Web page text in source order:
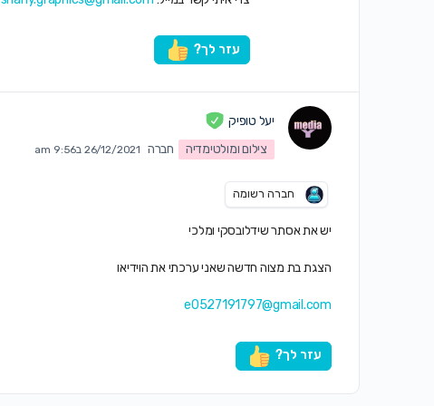
עזר לך?
יעל טופיק
צילום ומולטימדיה
חברה 26/12/2021 ב9:56 am
חברה רשומה
יש את אסתר שידלובסקי ומלכי
הצגת בת מצוה חדשה שאני ערכתי את הוידיאו
e0527191797@gmail.com
עזר לך?